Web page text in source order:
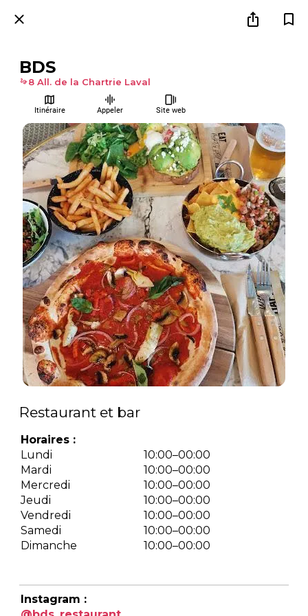
BDS
8 All. de la Chartrie Laval
Itinéraire Appeler Site web
Restaurant et bar
Horaires :
Lundi
10:00–00:00
Mardi
10:00–00:00
Mercredi
10:00–00:00
Jeudi
10:00–00:00
Vendredi
10:00–00:00
Samedi
10:00–00:00
Dimanche
10:00–00:00
Instagram :